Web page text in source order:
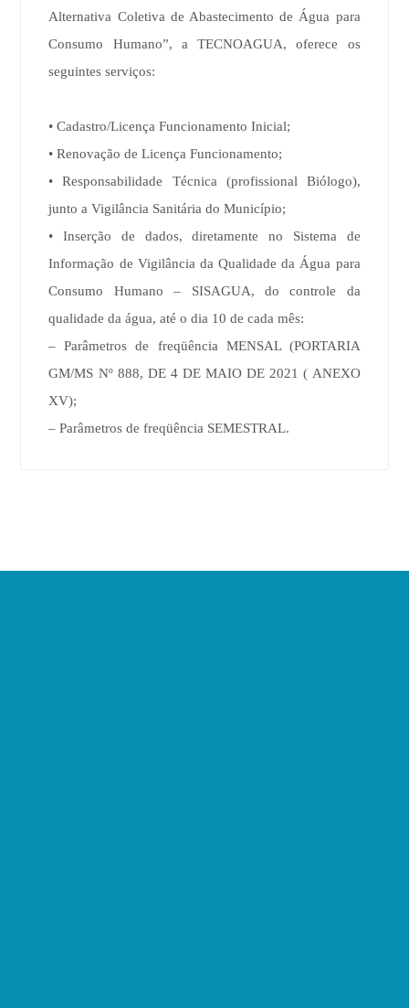
Alternativa Coletiva de Abastecimento de Água para
Consumo Humano”, a TECNOAGUA, oferece os
seguintes serviços:
• Cadastro/Licença Funcionamento Inicial;
• Renovação de Licença Funcionamento;
• Responsabilidade Técnica (profissional Biólogo),
junto a Vigilância Sanitária do Município;
• Inserção de dados, diretamente no Sistema de
Informação de Vigilância da Qualidade da Água para
Consumo Humano – SISAGUA, do controle da
qualidade da água, até o dia 10 de cada mês:
– Parâmetros de freqüência MENSAL (PORTARIA
GM/MS Nº 888, DE 4 DE MAIO DE 2021 ( ANEXO
XV);
– Parâmetros de freqüência SEMESTRAL.